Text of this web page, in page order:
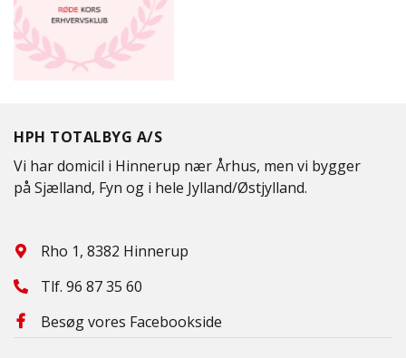
HPH TOTALBYG A/S
Vi har domicil i Hinnerup nær Århus, men vi bygger
på Sjælland, Fyn og i hele Jylland/Østjylland.
Rho 1, 8382 Hinnerup
Tlf. 96 87 35 60
Besøg vores Facebookside